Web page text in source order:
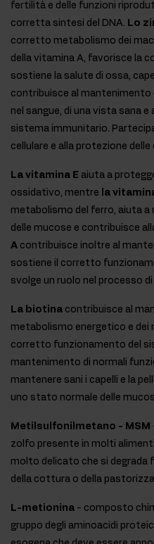
fertilità e delle funzioni
corretta sintesi del DNA. Lo
corretto metabolismo dei
della vitamina A, favorisce la
sostiene la salute di ossa,
contribuisce al
nel sangue, di una vista sana
sistema immunitario.
cellulare e alla protezione
La vitamina E aiuta a
ossidativo, mentre
la
metabolismo del ferro, aiuta
delle mucose e contribuisce
A contribuisce inoltre al
sostiene il corretto
svolge un ruolo nel processo
La biotina contribuisce al
metabolismo energetico e dei
corretto funzionamento del
mantenimento di normali
mantenere sani i capelli e la
uno stato normale delle
Metilsulfonilmetano - MSM
zolfo presente in molti
molto delicato che si degrada
della cottura o della
L-metionina - composto
gruppo degli aminoacidi